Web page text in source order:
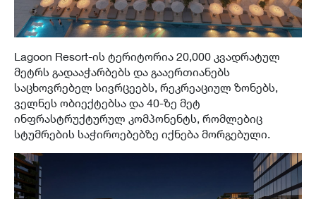
Lagoon Resort-ის ტერიტორია 20,000 კვადრატულ
მეტრს გადააჭარბებს და გააერთიანებს
საცხოვრებელ სივრცეებს, რეკრეაციულ ზონებს,
ველნეს ობიექტებსა და 40-ზე მეტ
ინფრასტრუქტურულ კომპონენტს, რომლებიც
სტუმრების საჭიროებებზე იქნება მორგებული.